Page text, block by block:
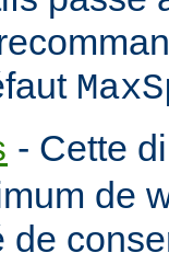
- Cette
de
de